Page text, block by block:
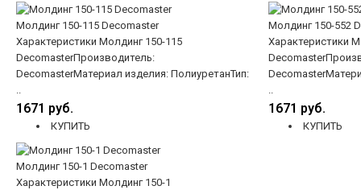
Молдинг 150-115 Decomaster
Характеристики Молдинг 150-115
DecomasterПроизводитель:
DecomasterМатериал изделия: ПолиуретанТип:
..
1671 руб.
КУПИТЬ
Молдинг 150-552
Характеристики
..
1671 руб.
КУПИТЬ
Молдинг 150-1 Decomaster
Характеристики Молдинг 150-1